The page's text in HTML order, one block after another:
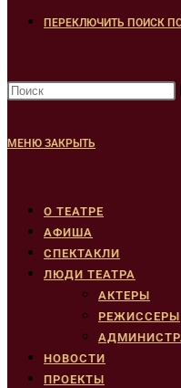
ПЕРЕКЛЮЧИТЬ ПОИСК
МЕНЮ ЗАКРЫТЬ
О ТЕАТРЕ
АФИША
СПЕКТАКЛИ
ЛЮДИ ТЕАТРА
АКТЕРЫ
РЕЖИССЕРЫ
НОВОСТИ
ПРОЕКТЫ